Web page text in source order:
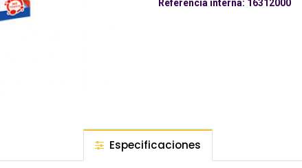
Referencia interna: 16312000
Especificaciones